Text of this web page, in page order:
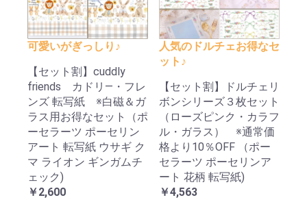
可愛いがぎっしり♪
【セット割】cuddly
friends カドリ―・フレ
ンズ 転写紙 ※白磁＆ガ
ラス用お得なセット（ポ
ーセラーツ ポーセリン
アート 転写紙 ウサギ ク
マ ライオン ギンガムチ
ェック)
￥2,600
人気のドルチェお得なセ
ット♪
【セット割】ドルチェリ
ボンシリーズ３枚セット
（ローズピンク・カラフ
ル・ガラス） ※通常価
格より10％OFF （ポー
セラーツ ポーセリンア
ート 花柄 転写紙)
￥4,563